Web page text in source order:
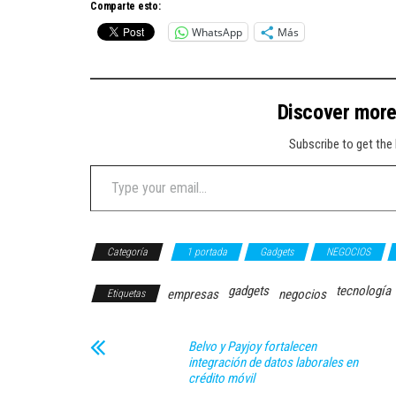
Comparte esto:
WhatsApp Más
Discover
Subscribe to get
Type your email…
Categoría 1 portada Gadgets NEGOCIOS
Etiquetas empresas gadgets negocios tecnología
Belvo y Payjoy fortalecen
integración de datos laborales en
crédito móvil